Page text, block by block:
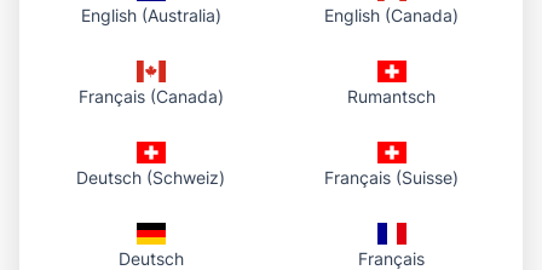
2MB ต่อไฟล์
ติดต่อเรา
support@phototourl.com
English (Australia) English (Canada)
Français (Canada) Rumantsch
Deutsch (Schweiz) Français (Suisse)
Deutsch Français